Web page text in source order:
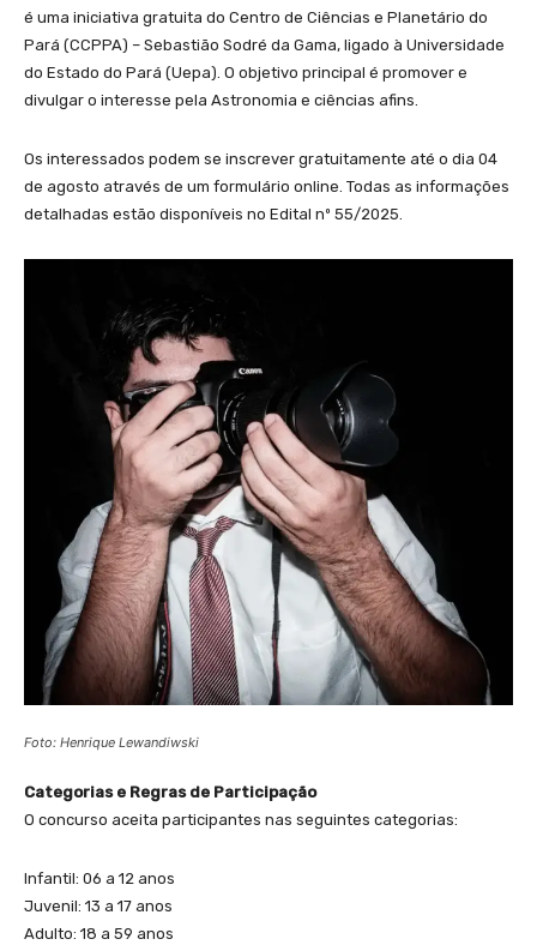
é uma iniciativa gratuita do Centro de Ciências e Planetário do
Pará (CCPPA) – Sebastião Sodré da Gama, ligado à Universidade
do Estado do Pará (Uepa). O objetivo principal é promover e
divulgar o interesse pela Astronomia e ciências afins.
Os interessados podem se inscrever gratuitamente até o dia 04
de agosto através de um formulário online. Todas as informações
detalhadas estão disponíveis no Edital nº 55/2025.
Foto: Henrique Lewandiwski
Categorias e Regras de Participação
O concurso aceita participantes nas seguintes categorias:
Infantil: 06 a 12 anos
Juvenil: 13 a 17 anos
Adulto: 18 a 59 anos